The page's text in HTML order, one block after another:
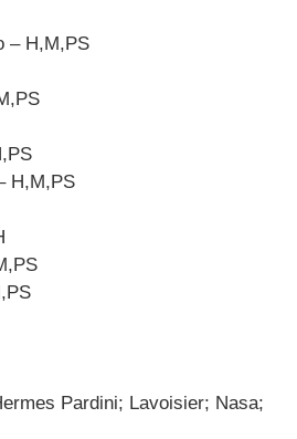
– H,M,PS
H,M,PS
Pardini; Lavoisier; Nasa;